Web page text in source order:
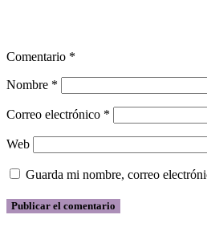
Comentario *
Nombre *
Correo electrónico *
Web
Guarda mi nombre, correo